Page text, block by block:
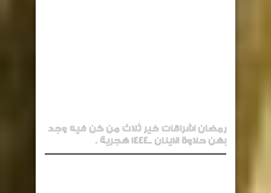
رمضان اشراقات خير ثلاث من كن فيه وجد
بهن حلاوة الاينان ..1444 هجرية .